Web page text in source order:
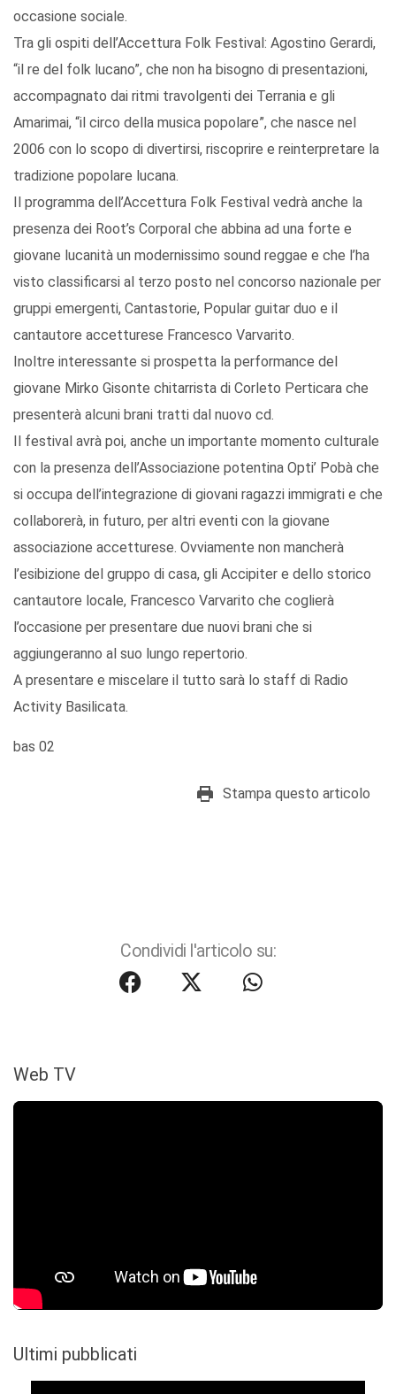
occasione sociale.
Tra gli ospiti dell’Accettura Folk Festival: Agostino Gerardi,
“il re del folk lucano”, che non ha bisogno di presentazioni,
accompagnato dai ritmi travolgenti dei Terrania e gli
Amarimai, “il circo della musica popolare”, che nasce nel
2006 con lo scopo di divertirsi, riscoprire e reinterpretare la
tradizione popolare lucana.
Il programma dell’Accettura Folk Festival vedrà anche la
presenza dei Root’s Corporal che abbina ad una forte e
giovane lucanità un modernissimo sound reggae e che l’ha
visto classificarsi al terzo posto nel concorso nazionale per
gruppi emergenti, Cantastorie, Popular guitar duo e il
cantautore accetturese Francesco Varvarito.
Inoltre interessante si prospetta la performance del
giovane Mirko Gisonte chitarrista di Corleto Perticara che
presenterà alcuni brani tratti dal nuovo cd.
Il festival avrà poi, anche un importante momento culturale
con la presenza dell’Associazione potentina Opti’ Pobà che
si occupa dell’integrazione di giovani ragazzi immigrati e che
collaborerà, in futuro, per altri eventi con la giovane
associazione accetturese. Ovviamente non mancherà
l’esibizione del gruppo di casa, gli Accipiter e dello storico
cantautore locale, Francesco Varvarito che coglierà
l’occasione per presentare due nuovi brani che si
aggiungeranno al suo lungo repertorio.
A presentare e miscelare il tutto sarà lo staff di Radio
Activity Basilicata.
bas 02
Stampa questo articolo
Condividi l'articolo su:
Web TV
Ultimi pubblicati